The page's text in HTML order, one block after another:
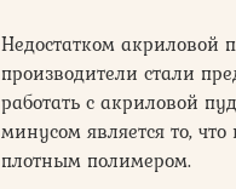
Недостатком акриловой
производители стали
работать с акриловой
минусом является то,
плотным полимером.